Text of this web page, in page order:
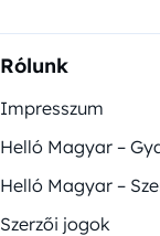
Rólunk
Impresszum
Helló Magyar –
Helló Magyar –
Szerzői jogok